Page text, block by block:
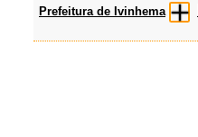
Prefeitura de Ivinhema